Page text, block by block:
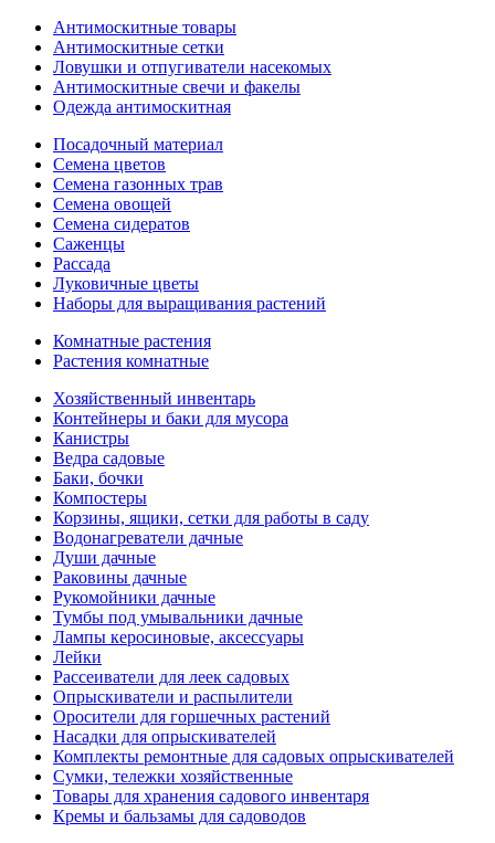
Антимоскитные товары
Антимоскитные сетки
Ловушки и отпугиватели насекомых
Антимоскитные свечи и факелы
Одежда антимоскитная
Посадочный материал
Семена цветов
Семена газонных трав
Семена овощей
Семена сидератов
Саженцы
Рассада
Луковичные цветы
Наборы для выращивания растений
Комнатные растения
Растения комнатные
Хозяйственный инвентарь
Контейнеры и баки для мусора
Канистры
Ведра садовые
Баки, бочки
Компостеры
Корзины, ящики, сетки для работы в саду
Водонагреватели дачные
Души дачные
Раковины дачные
Рукомойники дачные
Тумбы под умывальники дачные
Лампы керосиновые, аксессуары
Лейки
Рассеиватели для леек садовых
Опрыскиватели и распылители
Оросители для горшечных растений
Насадки для опрыскивателей
Комплекты ремонтные для садовых опрыскивателей
Сумки, тележки хозяйственные
Товары для хранения садового инвентаря
Кремы и бальзамы для садоводов